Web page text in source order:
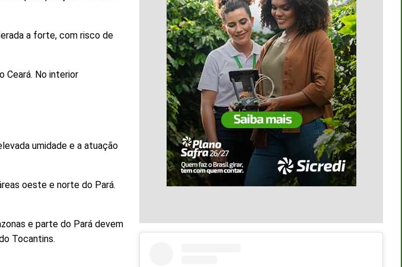
a forte, com risco de
Ceará. No interior
umidade e a atuação
oeste e norte do Pará.
e parte do Pará devem
Tocantins.